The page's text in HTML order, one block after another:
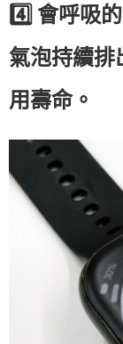
4️⃣ 會呼吸
氣泡持續排
用壽命。